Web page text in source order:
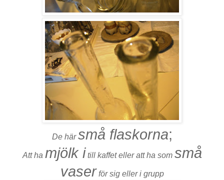
De härsmå flaskorna;
Att ha mjölk i till kaffet eller att ha som små
vaser för sig eller i grupp